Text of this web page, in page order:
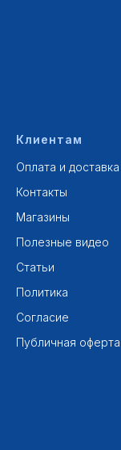
Клиентам
Оплата и доставка
Контакты
Магазины
Полезные видео
Статьи
Политика
Согласие
Публичная оферта